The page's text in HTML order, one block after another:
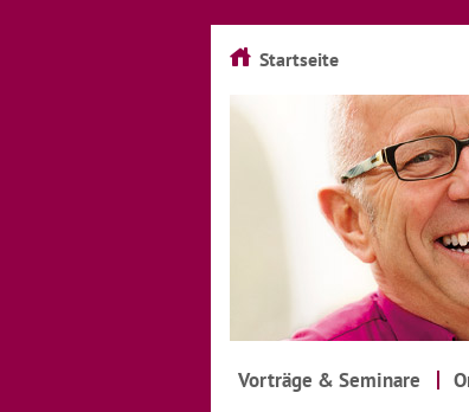
Vorträge & Seminare
Startseite